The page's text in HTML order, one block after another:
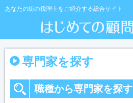
あなたの街の税理士をご紹介する総合サイト
専門家を探す
職種から専門家を探す